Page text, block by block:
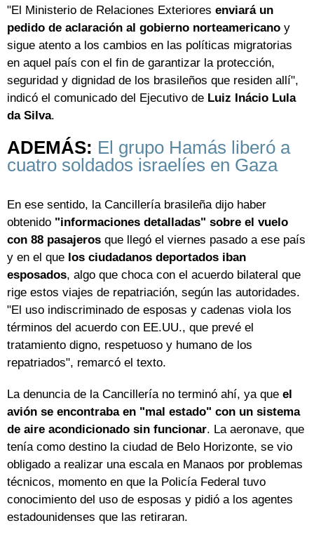
"El Ministerio de Relaciones Exteriores enviará un
pedido de aclaración al gobierno norteamericano y
sigue atento a los cambios en las políticas migratorias
en aquel país con el fin de garantizar la protección,
seguridad y dignidad de los brasileños que residen allí",
indicó el comunicado del Ejecutivo de Luiz Inácio Lula
da Silva.
ADEMÁS: El grupo Hamás liberó a
cuatro soldados israelíes en Gaza
En ese sentido, la Cancillería brasileña dijo haber
obtenido "informaciones detalladas" sobre el vuelo
con 88 pasajeros que llegó el viernes pasado a ese país
y en el que los ciudadanos deportados iban
esposados, algo que choca con el acuerdo bilateral que
rige estos viajes de repatriación, según las autoridades.
"El uso indiscriminado de esposas y cadenas viola los
términos del acuerdo con EE.UU., que prevé el
tratamiento digno, respetuoso y humano de los
repatriados", remarcó el texto.
La denuncia de la Cancillería no terminó ahí, ya que el
avión se encontraba en "mal estado" con un sistema
de aire acondicionado sin funcionar. La aeronave, que
tenía como destino la ciudad de Belo Horizonte, se vio
obligado a realizar una escala en Manaos por problemas
técnicos, momento en que la Policía Federal tuvo
conocimiento del uso de esposas y pidió a los agentes
estadounidenses que las retiraran.